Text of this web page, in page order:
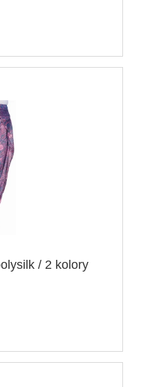
/ 2 kolory